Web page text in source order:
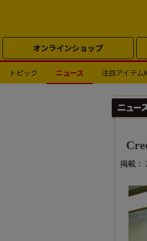
オンラインショップ
トピック ニュース 注目アイテム
掲載：